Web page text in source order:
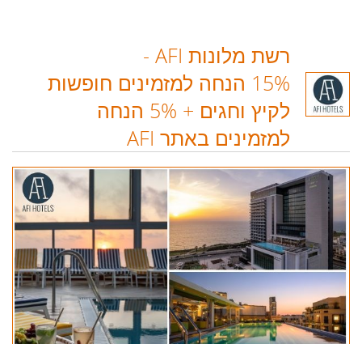
רשת מלונות AFI
-
15% הנחה למזמינים חופשות
לקיץ וחגים + 5% הנחה
למזמינים באתר AFI